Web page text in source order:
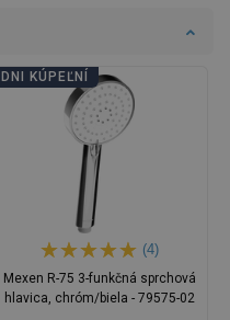
DNI KÚPEĽNÍ
(4)
Mexen R-75 3-funkčná sprchová
hlavica, chróm/biela - 79575-02